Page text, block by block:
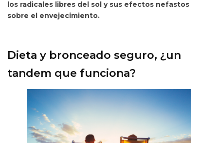
los radicales libres del sol y sus efectos nefastos
sobre el envejecimiento.
Dieta y bronceado seguro, ¿un
tandem que funciona?